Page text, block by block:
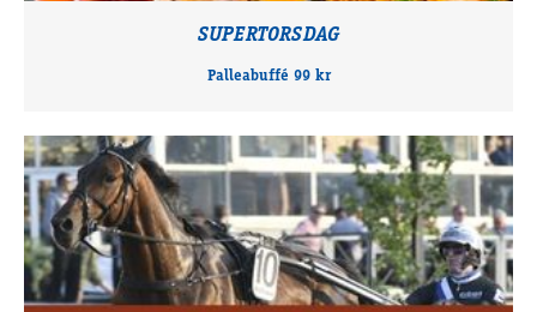
SUPERTORSDAG
Palleabuffé 99 kr